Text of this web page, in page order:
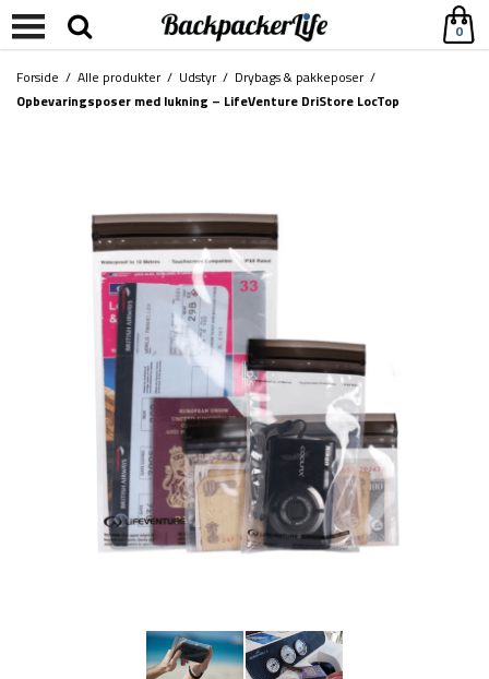
0
Forside / Alle produkter/ Udstyr/ Drybags & pakkeposer/
Opbevaringsposer med lukning – LifeVenture DriStore LocTop